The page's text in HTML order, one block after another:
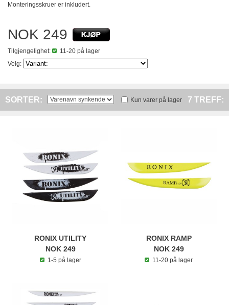
Monteringsskruer er inkludert.
NOK 249
Tilgjengelighet:
11-20 på lager
Velg:
SORTER: Kun varer på lager 7 TREFF:
RONIX UTILITY
NOK 249
1-5 på lager
RONIX RAMP
NOK 249
11-20 på lager